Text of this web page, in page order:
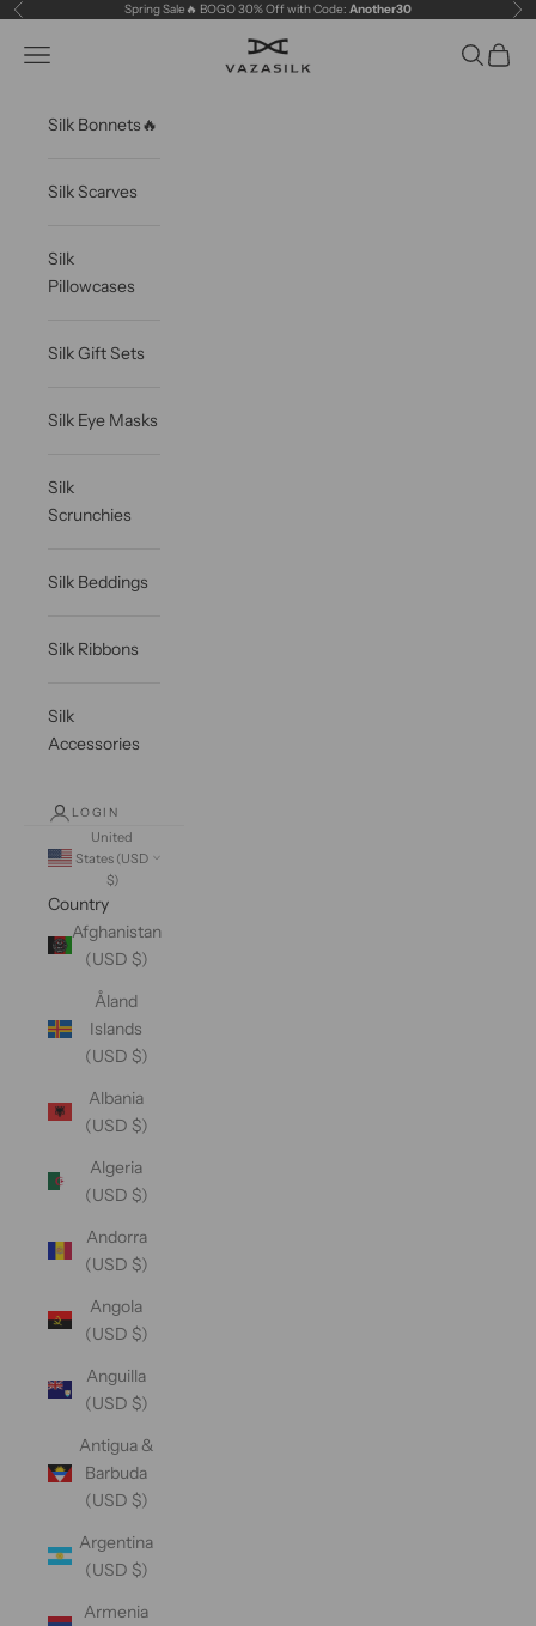
Skip to content
Previous Spring Sale🔥 BOGO 30% Off with Code: Another30
VAZASILK
Open navigation menu OpenOpen
Silk Bonnets🔥
Silk Scarves
Silk
Pillowcases
Silk Gift Sets
Silk Eye Masks
Silk
Scrunchies
Silk Beddings
Silk Ribbons
Silk
Accessories
LOGIN
United
States (USD
$)
Country
Afghanistan
(USD $)
Åland
Islands
(USD $)
Albania
(USD $)
Algeria
(USD $)
Andorra
(USD $)
Angola
(USD $)
Anguilla
(USD $)
Antigua &
Barbuda
(USD $)
Argentina
(USD $)
Armenia